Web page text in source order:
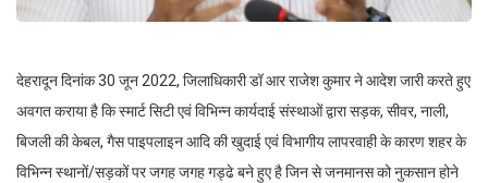
देहरादून दिनांक 30 जून 2022, जिलाधिकारी डॉ आर राजेश कुमार ने आदेश जारी करते हुए
अवगत कराया है कि स्मार्ट सिटी एवं विभिन्न कार्यदाई संस्थाओं द्वारा सड़क, सीवर, नाली,
बिजली की केबल, गैस पाइपलाइन आदि की खुदाई एवं विभागीय लापरवाही के कारण शहर के
विभिन्न स्थानों/सड़कों पर जगह जगह गड्ढे बने हुए है जिन से जनमानस को नुकसान होने